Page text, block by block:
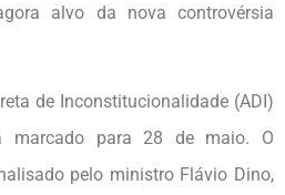
alvo da nova controvérsia
de Inconstitucionalidade (ADI)
marcado para 28 de maio. O
pelo ministro Flávio Dino,